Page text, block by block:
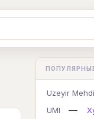
С Т
L M
Uzeyir
UMI
—